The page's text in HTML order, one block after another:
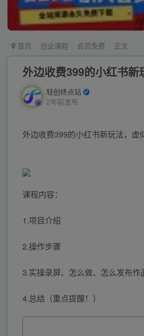
首页 创业课程 会员免费 正文
外边收费399的小红书新
轻创终点站
2年前发布
外边收费399的小红书新玩法，虚
课程内容：
1.项目介绍
2.操作步骤
3.实操录屏、怎么做、怎么发布作
4.总结（重点提醒！）